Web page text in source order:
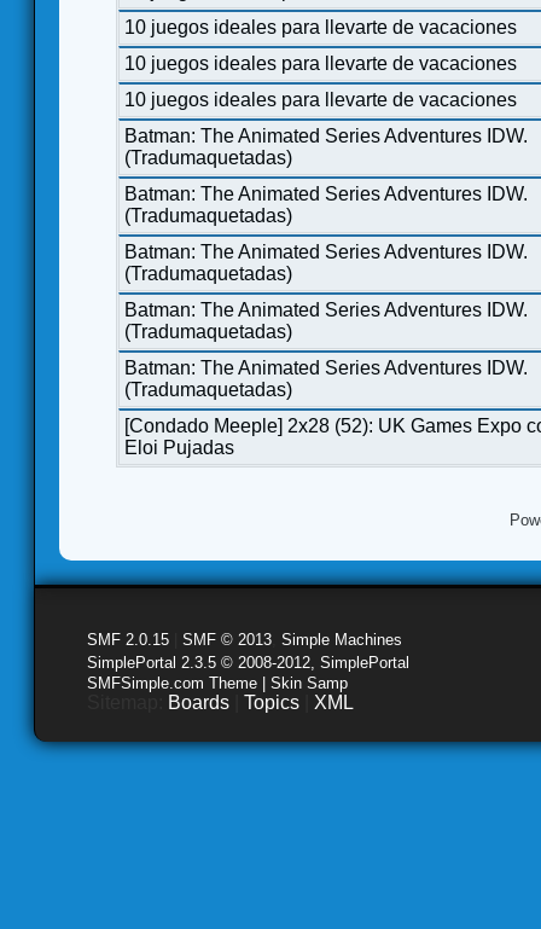
10 juegos ideales para llevarte de vacaciones
10 juegos ideales para llevarte de vacaciones
10 juegos ideales para llevarte de vacaciones
Batman: The Animated Series Adventures IDW.
(Tradumaquetadas)
Batman: The Animated Series Adventures IDW.
(Tradumaquetadas)
Batman: The Animated Series Adventures IDW.
(Tradumaquetadas)
Batman: The Animated Series Adventures IDW.
(Tradumaquetadas)
Batman: The Animated Series Adventures IDW.
(Tradumaquetadas)
[Condado Meeple] 2x28 (52): UK Games Expo
Eloi Pujadas
SMF 2.0.15 SMF © 2013 Simple Machines
SimplePortal 2.3.5 © 2008-2012, SimplePortal
SMFSimple.com Theme | Skin Samp
Boards Topics XML